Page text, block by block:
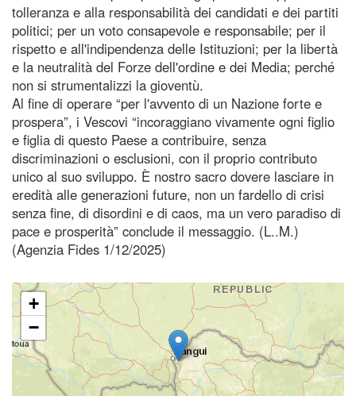
tolleranza e alla responsabilità dei candidati e dei partiti
politici; per un voto consapevole e responsabile; per il
rispetto e all'indipendenza delle Istituzioni; per la libertà
e la neutralità del Forze dell'ordine e dei Media; perché
non si strumentalizzi la gioventù.
Al fine di operare “per l'avvento di un Nazione forte e
prospera”, i Vescovi “incoraggiano vivamente ogni figlio
e figlia di questo Paese a contribuire, senza
discriminazioni o esclusioni, con il proprio contributo
unico al suo sviluppo. È nostro sacro dovere lasciare in
eredità alle generazioni future, non un fardello di crisi
senza fine, di disordini e di caos, ma un vero paradiso di
pace e prosperità” conclude il messaggio. (L..M.)
(Agenzia Fides 1/12/2025)
+
−